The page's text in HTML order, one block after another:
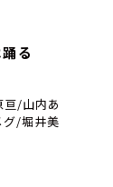
る
亘/山内あ
/堀井美